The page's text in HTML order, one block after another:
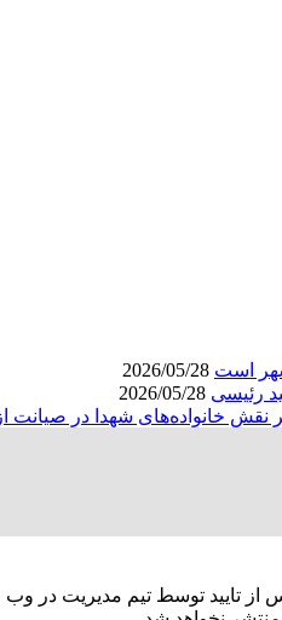
است
رئیسی
نقش خانواده‌های شهدا در
تایید توسط تیم مدیریت در